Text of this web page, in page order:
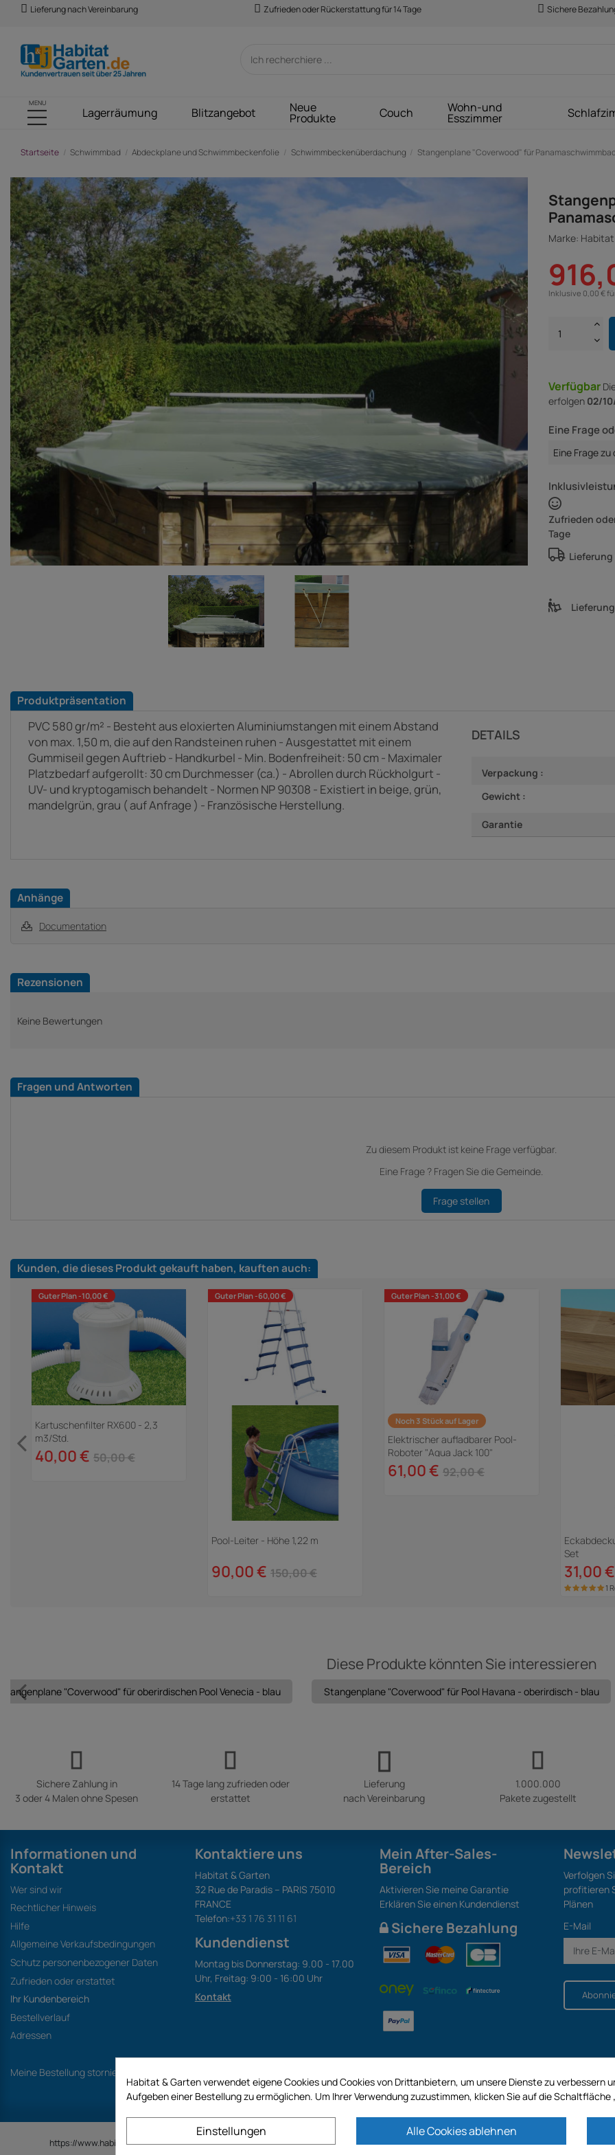
Lieferung nach Vereinbarung Zufrieden oder Rückerstattung für 14 Tage Sichere
MENU
Lagerräumung Blitzangebot Neue
Produkte Couch Wohn-und
Esszimmer
Startseite Schwimmbad Abdeckplane und Schwimmbeckenfolie Schwimmbeckenüberdachung Stangenplane "Coverwood" für
Marke:
Inklusive 0,00 €
Verfügbar
erfolgen 02/
Eine Frage
Eine Frage
Zufrieden
Tage
Produktpräsentation
PVC 580 gr/m² - Besteht aus eloxierten Aluminiumstangen mit einem Abstand
von max. 1,50 m, die auf den Randsteinen ruhen - Ausgestattet mit einem
Gummiseil gegen Auftrieb - Handkurbel - Min. Bodenfreiheit: 50 cm - Maximaler
Platzbedarf aufgerollt: 30 cm Durchmesser (ca.) - Abrollen durch Rückholgurt -
UV- und kryptogamisch behandelt - Normen NP 90308 - Existiert in beige, grün,
mandelgrün, grau ( auf Anfrage ) - Französische Herstellung.
DETAILS
Verpackung :
Gewicht :
Garantie
Anhänge
Documentation
Rezensionen
Keine Bewertungen
Fragen und Antworten
Zu diesem Produkt ist keine Frage verfügbar.
Eine Frage ? Fragen Sie die Gemeinde.
Frage stellen
Kunden, die dieses Produkt gekauft haben, kauften auch:
Guter Plan -10,00 €
Kartuschenfilter RX600 - 2,3
m3/Std.
40,00 € 50,00 €
Guter Plan -60,00 €
Pool-Leiter - Höhe 1,22 m
90,00 € 150,00 €
Guter Plan -31,00 €
Noch 3 Stück auf Lager
Elektrischer aufladbarer Pool-
Roboter "Aqua Jack 100"
61,00 € 92,00 €
Set
31,00 €
1
Diese Produkte könnten Sie interessieren
Stangenplane "Coverwood" für oberirdischen Pool Venecia - blau Stangenplane "Coverwood" für Pool Havana - oberirdisch - blau
Sichere Zahlung in
3 oder 4 Malen ohne Spesen
14 Tage lang zufrieden oder
erstattet
Lieferung
nach Vereinbarung
1.000.000
Pakete zugestellt
Informationen und
Kontakt
Wer sind wir
Rechtlicher Hinweis
Hilfe
Allgemeine Verkaufsbedingungen
Schutz personenbezogener Daten
Zufrieden oder erstattet
Ihr Kundenbereich
Bestellverlauf
Adressen
Meine Bestellung stornieren
Kontaktiere uns
Habitat & Garten
32 Rue de Paradis – PARIS 75010
FRANCE
Telefon:+33 1 76 31 11 61
Kundendienst
Montag bis Donnerstag: 9.00 - 17.00
Uhr, Freitag: 9:00 - 16:00 Uhr
Kontakt
Mein After-Sales-
Bereich
Aktivieren Sie meine Garantie
Erklären Sie einen Kundendienst
Sichere Bezahlung
Verfolgen
profitieren
Plänen
E-Mail
https://www.habitatgarten.de ist eine Website der Firma GECODIS SA mit einem Kapital von 187 203,29 €, 32 Rue de Paradis - PARIS 75010
Habitat & Garten verwendet eigene Cookies und Cookies von Drittanbietern, um unsere Dienste zu verbessern
Aufgeben einer Bestellung zu ermöglichen. Um Ihrer Verwendung zuzustimmen, klicken Sie auf die Schaltfläche
Alle Cookies ablehnen
Einstellungen